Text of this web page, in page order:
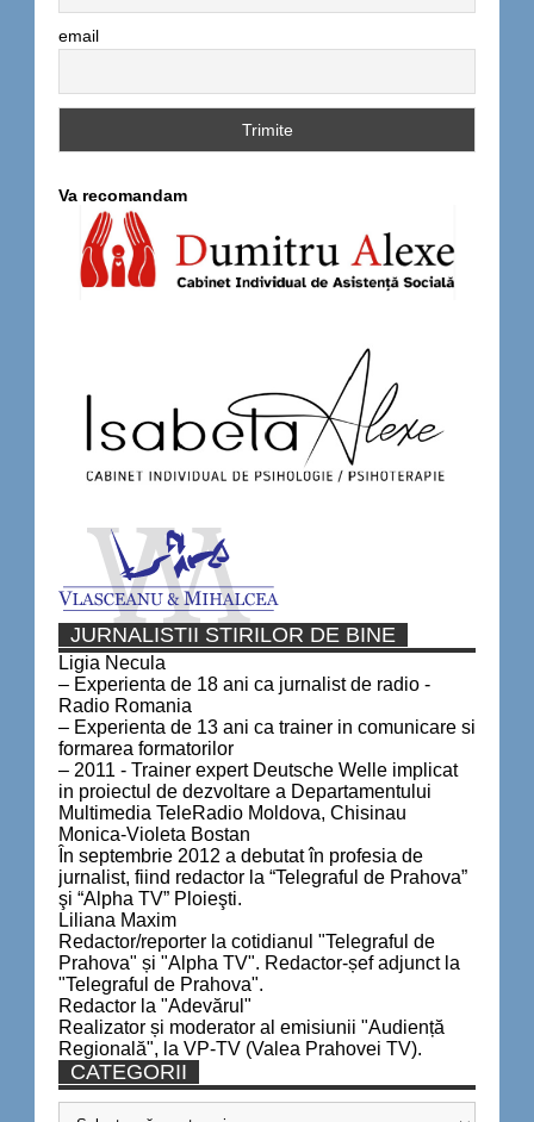
email
Va recomandam
JURNALISTII STIRILOR DE BINE
Ligia Necula
– Experienta de 18 ani ca jurnalist de radio -
Radio Romania
– Experienta de 13 ani ca trainer in comunicare si
formarea formatorilor
– 2011 - Trainer expert Deutsche Welle implicat
in proiectul de dezvoltare a Departamentului
Multimedia TeleRadio Moldova, Chisinau
Monica-Violeta Bostan
În septembrie 2012 a debutat în profesia de
jurnalist, fiind redactor la “Telegraful de Prahova”
şi “Alpha TV” Ploieşti.
Liliana Maxim
Redactor/reporter la cotidianul "Telegraful de
Prahova" și "Alpha TV". Redactor-șef adjunct la
"Telegraful de Prahova".
Redactor la "Adevărul"
Realizator și moderator al emisiunii "Audiență
Regională", la VP-TV (Valea Prahovei TV).
CATEGORII
Categorii